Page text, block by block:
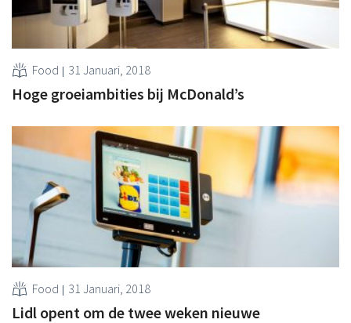
Food 31 Januari, 2018
Hoge groeiambities bij McDonald’s
Food 31 Januari, 2018
Lidl opent om de twee weken nieuwe